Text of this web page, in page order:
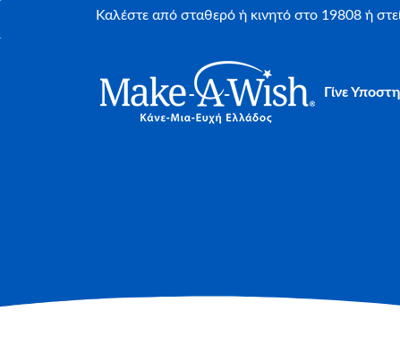
Καλέστε από σταθερό ή κινητό στο 19808 ή
Γίνε